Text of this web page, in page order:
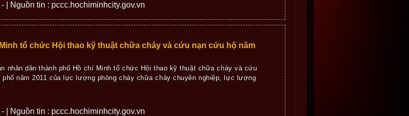
| Nguồn tin : pccc.hochiminhcity.gov.vn
tổ chức Hội thao kỹ thuật chữa cháy và cứu nạn cứu hộ năm
nhân dân thành phố Hồ chí Minh tổ chức Hội thao kỹ thuật chữa cháy và cứu
phố năm 2011 của lực lượng phòng cháy chữa cháy chuyên nghiệp, lực lượng
| Nguồn tin : pccc.hochiminhcity.gov.vn